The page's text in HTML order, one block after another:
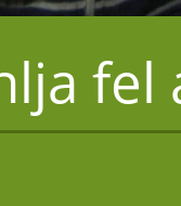
fel